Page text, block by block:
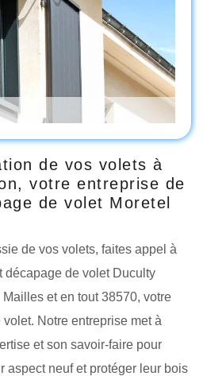
de vos volets à
votre entreprise de
de volet Moretel
de vos volets, faites appel à
décapage de volet Duculty
et en tout 38570, votre
Notre entreprise met à
et son savoir-faire pour
aspect neuf et protéger leur bois